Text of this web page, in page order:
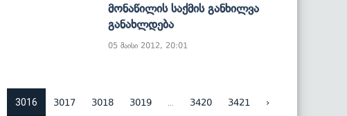
Მონაწილის Საქმის Განხილვა
Განახლდება
05 მაისი 2012, 20:01
3016 3017 3018 3019 3420 3421 ›